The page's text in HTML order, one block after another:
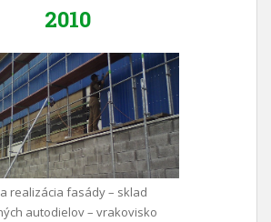
2010
realizácia fasády – sklad
autodielov – vrakovisko